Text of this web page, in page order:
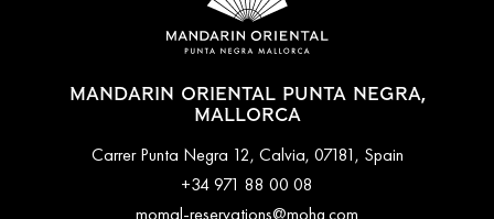
MANDARIN ORIENTAL PUNTA NEGRA,
MALLORCA
Carrer Punta Negra 12, Calvia, 07181, Spain
+34 971 88 00 08
momal-reservations@mohg.com